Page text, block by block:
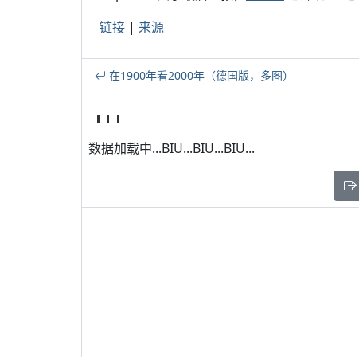
链接 | 来源
在1900年看2000年（德国版，多图）
数据加载中...BIU...BIU...BIU...